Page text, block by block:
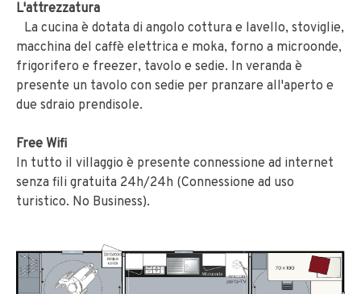
L'attrezzatura
La cucina è dotata di angolo cottura e lavello, stoviglie,
macchina del caffè elettrica e moka, forno a microonde,
frigorifero e freezer, tavolo e sedie. In veranda è
presente un tavolo con sedie per pranzare all'aperto e
due sdraio prendisole.
Free Wifi
In tutto il villaggio è presente connessione ad internet
senza fili gratuita 24h/24h (Connessione ad uso
turistico. No Business).